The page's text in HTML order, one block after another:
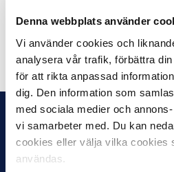
Denna webbplats använder
Vi använder cookies och
analysera vår trafik, förbättra
för att rikta anpassad
dig. Den information som
med sociala medier och
vi samarbeter med. Du kan
cookies eller välja vilka cookies
användas.
Libertà Futsal Club
–
Dela på Facebook